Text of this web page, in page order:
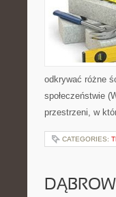
odkrywać różne
społeczeństwie
przestrzeni, w
CATEGORIES: